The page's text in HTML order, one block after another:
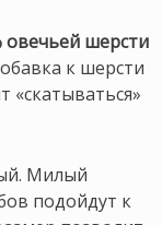
овечьей шерсти
к шерсти
«скатываться»
Милый
подойдут к